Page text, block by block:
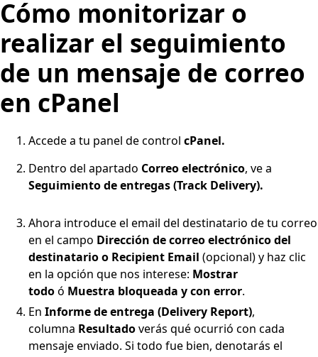
Cómo monitorizar o
realizar el seguimiento
de un mensaje de correo
en cPanel
Accede a tu panel de control cPanel.
Dentro del apartado Correo electrónico, ve a
Seguimiento de entregas (Track Delivery).
Ahora introduce el email del destinatario de tu correo
en el campo Dirección de correo electrónico del
destinatario o Recipient Email (opcional) y haz clic
en la opción que nos interese: Mostrar
todoó Muestra bloqueada y con error.
En Informe de entrega (Delivery Report),
columna Resultadoverás qué ocurrió con cada
mensaje enviado. Si todo fue bien, denotarás el